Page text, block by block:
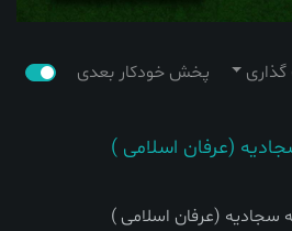
پخش خودکار بعدی
(عرفان اسلامی )
(عرفان اسلامی )